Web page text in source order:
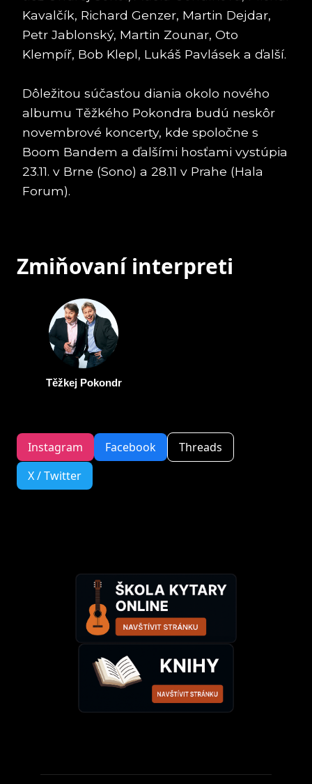
Kavalčík, Richard Genzer, Martin Dejdar,
Petr Jablonský, Martin Zounar, Oto
Klempíř, Bob Klepl, Lukáš Pavlásek a ďalší.
Dôležitou súčasťou diania okolo nového
albumu Těžkého Pokondra budú neskôr
novembrové koncerty, kde spoločne s
Boom Bandem a ďalšími hosťami vystúpia
23.11. v Brne (Sono) a 28.11 v Prahe (Hala
Forum).
Zmiňovaní interpreti
Těžkej Pokondr
Instagram Facebook
Threads
X / Twitter